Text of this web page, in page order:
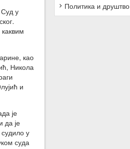
у
као
Никола
и
је
да је
у
суда
Политика и друштво